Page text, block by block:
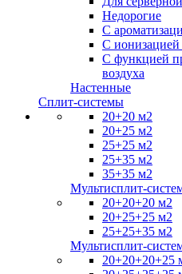
Недорогие
С
С ионизацией
С функцией
воздуха
Настенные
Сплит-системы
20+20 м2
20+25 м2
25+25 м2
25+35 м2
35+35 м2
Мультисплит-
20+20+20 м2
20+25+25 м2
25+25+35 м2
Мультисплит-
20+20+20+25